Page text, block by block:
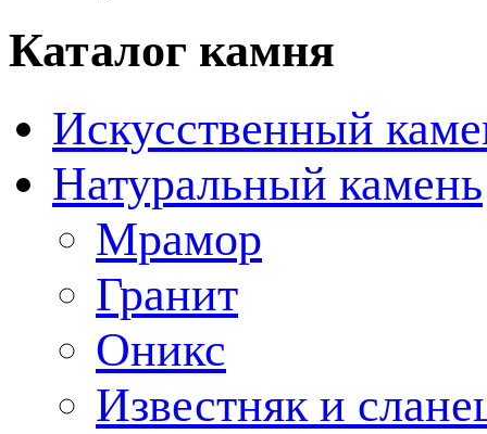
Каталог камня
Искусственный
Натуральный камень
Мрамор
Гранит
Оникс
Известняк и